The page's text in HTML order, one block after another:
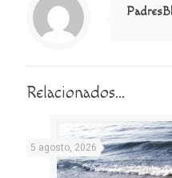
Relacionados...
5 agosto, 2026